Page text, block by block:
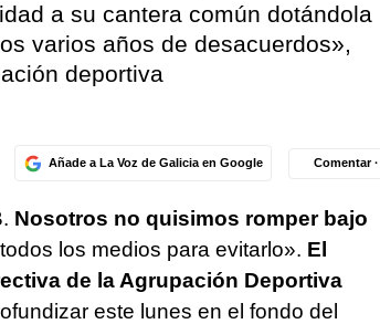
a su cantera común dotándola
varios años de desacuerdos»,
deportiva
Añade a La Voz de Galicia en Google Comentar ·
Nosotros no quisimos romper bajo
los medios para evitarlo». El
de la Agrupación Deportiva
este lunes en el fondo del